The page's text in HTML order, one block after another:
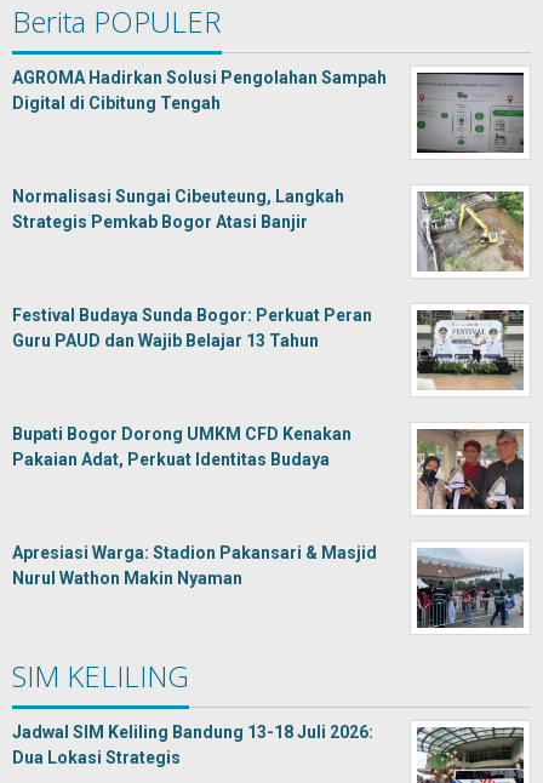
Berita POPULER
AGROMA Hadirkan Solusi Pengolahan Sampah
Digital di Cibitung Tengah
Normalisasi Sungai Cibeuteung, Langkah
Strategis Pemkab Bogor Atasi Banjir
Festival Budaya Sunda Bogor: Perkuat Peran
Guru PAUD dan Wajib Belajar 13 Tahun
Bupati Bogor Dorong UMKM CFD Kenakan
Pakaian Adat, Perkuat Identitas Budaya
Apresiasi Warga: Stadion Pakansari & Masjid
Nurul Wathon Makin Nyaman
SIM KELILING
Jadwal SIM Keliling Bandung 13-18 Juli 2026:
Dua Lokasi Strategis